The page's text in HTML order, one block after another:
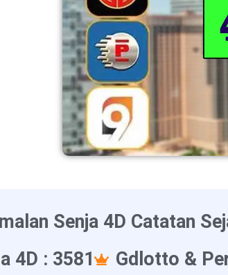
Senja 4D Catatan
4D : 3581
Gdlotto &